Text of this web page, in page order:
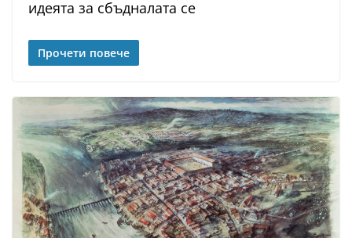
идеята за сбъдналата се
Прочети повече